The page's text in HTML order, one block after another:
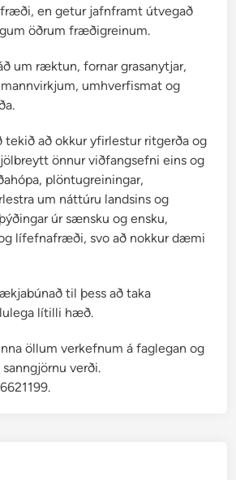
en getur jafnframt útvegað
öðrum fræðigreinum.
um ræktun, fornar grasanytjar,
umhverfismat og
tekið að okkur yfirlestur ritgerða og
önnur viðfangsefni eins og
plöntugreiningar,
um náttúru landsins og
úr sænsku og ensku,
lífefnafræði, svo að nokkur dæmi
til þess að taka
lítilli hæð.
öllum verkefnum á faglegan og
verði.